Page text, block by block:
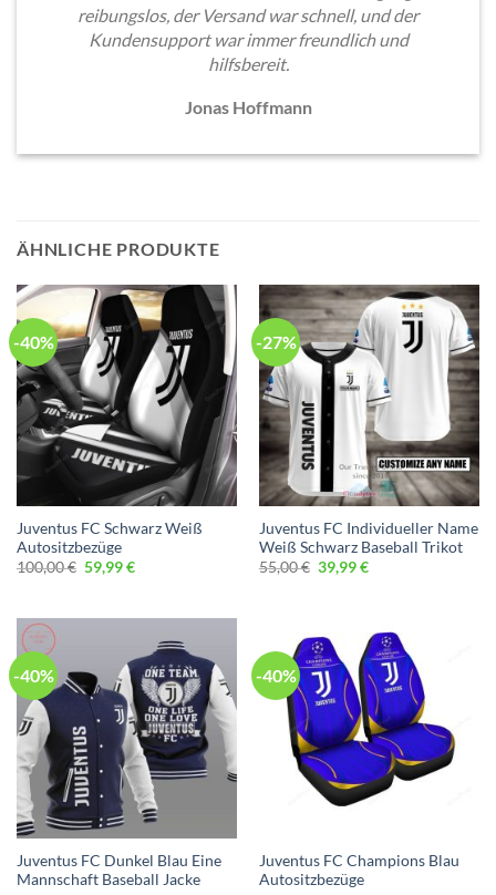
reibungslos, der Versand war schnell, und der
Kundensupport war immer freundlich und
hilfsbereit.
Jonas Hoffmann
ÄHNLICHE PRODUKTE
-40%
Juventus FC Schwarz Weiß
Autositzbezüge
100,00€ Ursprünglicher
Preis
59,99€Aktueller
-27%
Juventus FC Individueller Name
Weiß Schwarz Baseball Trikot
55,00€ Ursprünglicher
Preis
39,99€Aktueller
-40%
Juventus FC Dunkel Blau Eine
Mannschaft Baseball Jacke
-40%
Juventus FC Champions Blau
Autositzbezüge